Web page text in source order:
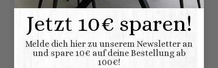
Bewertungen
Jetzt 10€ sparen!
Melde dich hier zu unserem Newsletter an
und spare 10€ auf deine Bestellung ab
100€!